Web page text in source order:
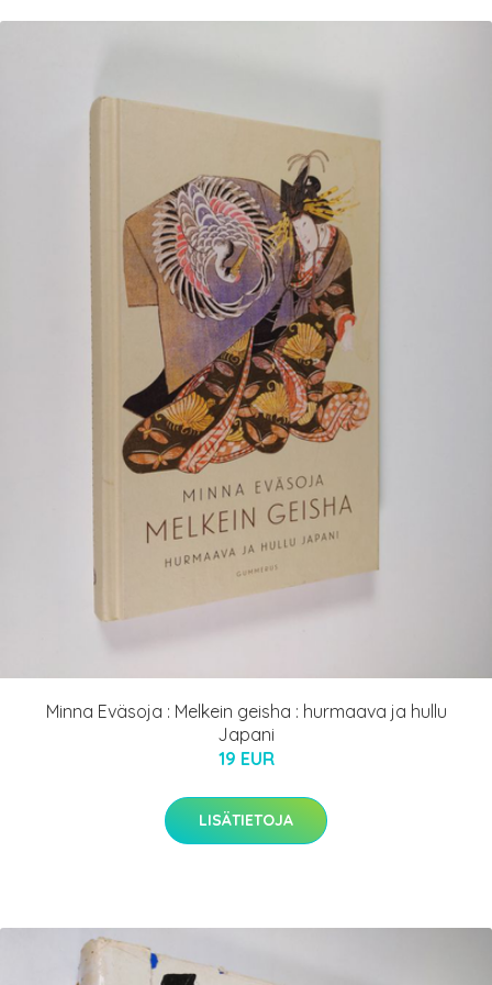
Minna Eväsoja : Melkein geisha : hurmaava ja hullu
Japani
19 EUR
LISÄTIETOJA